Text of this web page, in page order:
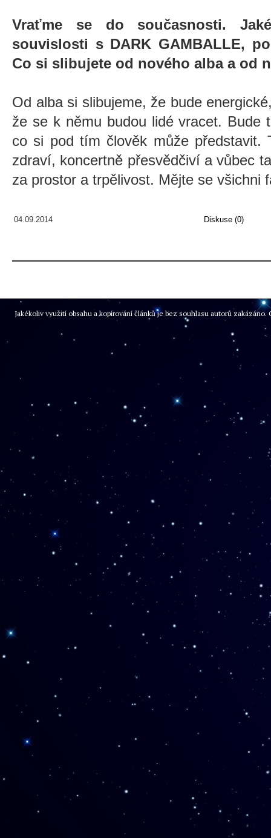
Vraťme se do současnosti.
souvislosti s DARK GAMBALLE,
Co si slibujete od nového alba a od
Od alba si slibujeme, že bude
že se k němu budou lidé vracet. Bude
co si pod tím člověk může představit.
zdraví, koncertně přesvědčiví a vůbec
za prostor a trpělivost. Mějte se všichni
04.09.2014 Diskuse (0)
Jakékoliv využití obsahu a kopírování článků je bez souhlasu autorů